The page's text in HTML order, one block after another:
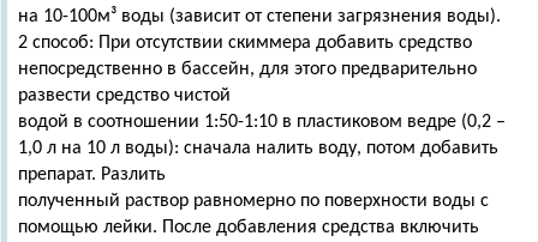
на 10-100м³ воды (зависит от степени загрязнения воды).
2 способ: При отсутствии скиммера добавить средство
непосредственно в бассейн, для этого предварительно
развести средство чистой
водой в соотношении 1:50-1:10 в пластиковом ведре (0,2 –
1,0 л на 10 л воды): сначала налить воду, потом добавить
препарат. Разлить
полученный раствор равномерно по поверхности воды с
помощью лейки. После добавления средства включить